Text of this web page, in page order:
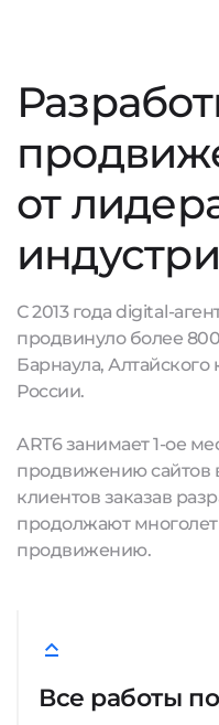
от
С 2013 года digital-
продвинуло более
Барнаула, Алтайского
России.
ART6 занимает 1-ое
продвижению сайтов
клиентов заказав
продолжают
продвижению.
Все работы